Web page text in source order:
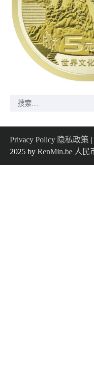
Privacy Policy 隐私政策 |
2025 by RenMin.be 人民